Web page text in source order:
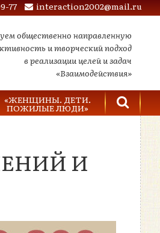
77 interaction2002@mail.ru
общественно направленную
и творческий подход
в реализации целей и задач
«Взаимодействия»
«ЖЕНЩИНЫ. ДЕТИ.
ПОЖИЛЫЕ ЛЮДИ»
И